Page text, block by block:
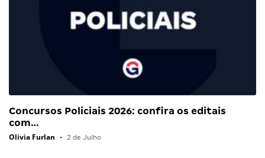
Concursos Policiais 2026: confira os editais
com…
Olivia Furlan • 2 de Julho